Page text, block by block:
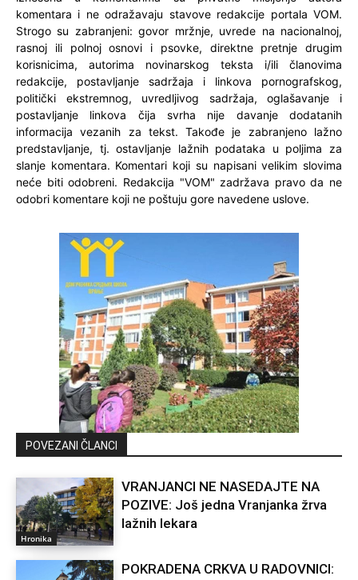
komentara i ne odražavaju stavove redakcije portala VOM.
Strogo su zabranjeni: govor mržnje, uvrede na nacionalnoj,
rasnoj ili polnoj osnovi i psovke, direktne pretnje drugim
korisnicima, autorima novinarskog teksta i/ili članovima
redakcije, postavljanje sadržaja i linkova pornografskog,
politički ekstremnog, uvredljivog sadržaja, oglašavanje i
postavljanje linkova čija svrha nije davanje dodatanih
informacija vezanih za tekst. Takođe je zabranjeno lažno
predstavljanje, tj. ostavljanje lažnih podataka u poljima za
slanje komentara. Komentari koji su napisani velikim slovima
neće biti odobreni. Redakcija "VOM" zadržava pravo da ne
odobri komentare koji ne poštuju gore navedene uslove.
POVEZANI ČLANCI
Hronika
VRANJANCI NE NASEDAJTE NA
POZIVE: Još jedna Vranjanka žrva
lažnih lekara
POKRADENA CRKVA U RADOVNICI: